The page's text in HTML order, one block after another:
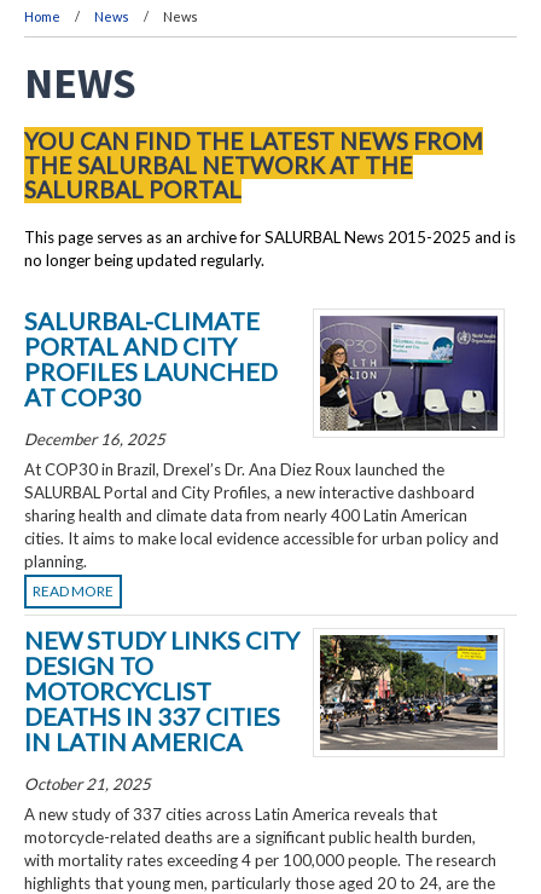
Home News News
NEWS
YOU CAN FIND THE LATEST NEWS FROM
THE SALURBAL NETWORK AT THE
SALURBAL PORTAL
This page serves as an archive for SALURBAL News 2015-2025 and is
no longer being updated regularly.
SALURBAL-CLIMATE
PORTAL AND CITY
PROFILES LAUNCHED
AT COP30
December 16, 2025
At COP30 in Brazil, Drexel’s Dr. Ana Diez Roux launched the
SALURBAL Portal and City Profiles, a new interactive dashboard
sharing health and climate data from nearly 400 Latin American
cities. It aims to make local evidence accessible for urban policy and
planning.
READ MORE
NEW STUDY LINKS CITY
DESIGN TO
MOTORCYCLIST
DEATHS IN 337 CITIES
IN LATIN AMERICA
October 21, 2025
A new study of 337 cities across Latin America reveals that
motorcycle-related deaths are a significant public health burden,
with mortality rates exceeding 4 per 100,000 people. The research
highlights that young men, particularly those aged 20 to 24, are the